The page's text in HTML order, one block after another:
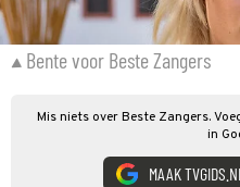
Bente voor Beste Zangers
Mis niets over Beste Zangers.
in
MAAK